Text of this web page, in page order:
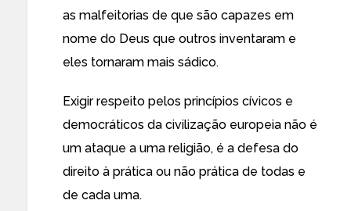
as malfeitorias de que são capazes em
nome do Deus que outros inventaram e
eles tornaram mais sádico.
Exigir respeito pelos princípios cívicos e
democráticos da civilização europeia não é
um ataque a uma religião, é a defesa do
direito à prática ou não prática de todas e
de cada uma.